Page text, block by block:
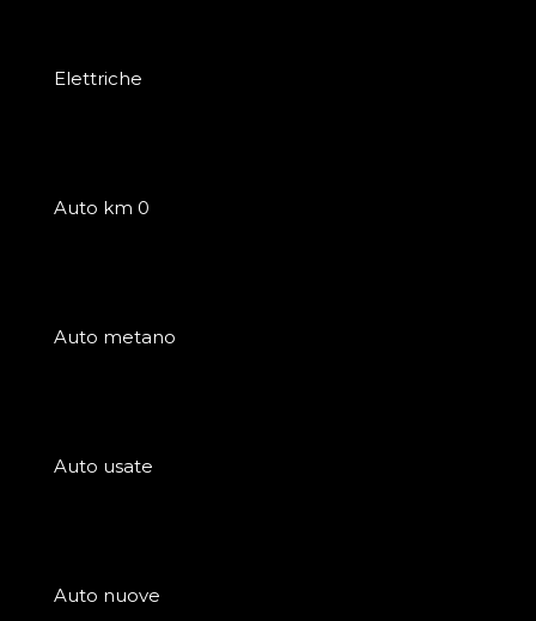
Elettriche
Auto km 0
Auto metano
Auto usate
Auto nuove